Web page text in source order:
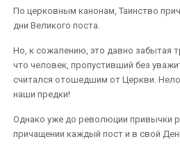
По церковным канонам, Таинство
дни Великого поста.
Но, к сожалению, это давно забытая
что человек, пропустивший без
считался отошедшим от Церкви.
наши предки!
Однако уже до революции привычки
причащении каждый пост и в свой